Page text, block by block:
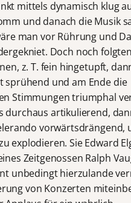
mittels dynamisch klug
und danach die Musik
man vor Rührung und
Doch noch
z. T. fein hingetupft,
sprühend und am Ende die
Stimmungen triumphal
durchaus artikulierend,
vorwärtsdrängend,
explodieren. Sie Edward
Zeitgenossen Ralph
unbedingt hierzulande
von Konzerten